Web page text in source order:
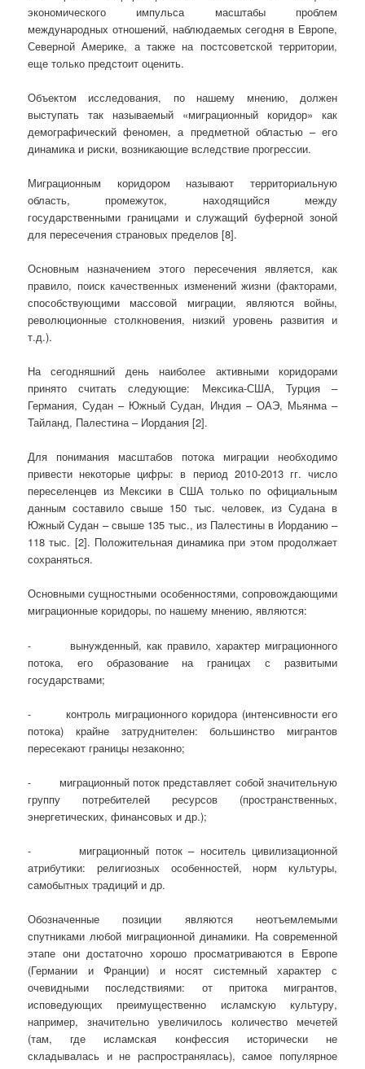
экономического импульса масштабы проблем
международных отношений, наблюдаемых сегодня в Европе,
Северной Америке, а также на постсоветской территории,
еще только предстоит оценить.
Объектом исследования, по нашему мнению, должен
выступать так называемый «миграционный коридор» как
демографический феномен, а предметной областью – его
динамика и риски, возникающие вследствие прогрессии.
Миграционным коридором называют территориальную
область, промежуток, находящийся между
государственными границами и служащий буферной зоной
для пересечения страновых пределов [8].
Основным назначением этого пересечения является, как
правило, поиск качественных изменений жизни (факторами,
способствующими массовой миграции, являются войны,
революционные столкновения, низкий уровень развития и
т.д.).
На сегодняшний день наиболее активными коридорами
принято считать следующие: Мексика-США, Турция –
Германия, Судан – Южный Судан, Индия – ОАЭ, Мьянма –
Тайланд, Палестина – Иордания [2].
Для понимания масштабов потока миграции необходимо
привести некоторые цифры: в период 2010-2013 гг. число
переселенцев из Мексики в США только по официальным
данным составило свыше 150 тыс. человек, из Судана в
Южный Судан – свыше 135 тыс., из Палестины в Иорданию –
118 тыс. [2]. Положительная динамика при этом продолжает
сохраняться.
Основными сущностными особенностями, сопровождающими
миграционные коридоры, по нашему мнению, являются:
- вынужденный, как правило, характер миграционного
потока, его образование на границах с развитыми
государствами;
- контроль миграционного коридора (интенсивности его
потока) крайне затруднителен: большинство мигрантов
пересекают границы незаконно;
- миграционный поток представляет собой значительную
группу потребителей ресурсов (пространственных,
энергетических, финансовых и др.);
- миграционный поток – носитель цивилизационной
атрибутики: религиозных особенностей, норм культуры,
самобытных традиций и др.
Обозначенные позиции являются неотъемлемыми
спутниками любой миграционной динамики. На современной
этапе они достаточно хорошо просматриваются в Европе
(Германии и Франции) и носят системный характер с
очевидными последствиями: от притока мигрантов,
исповедующих преимущественно исламскую культуру,
например, значительно увеличилось количество мечетей
(там, где исламская конфессия исторически не
складывалась и не распространялась), самое популярное